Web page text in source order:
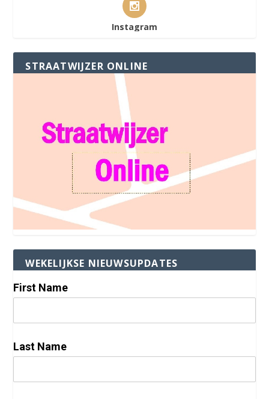
Instagram
STRAATWIJZER ONLINE
WEKELIJKSE NIEUWSUPDATES
First Name
Last Name